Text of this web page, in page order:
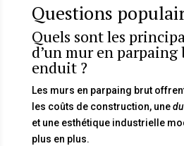
Questions
Quels sont les
d’un mur en parpaing
enduit ?
Les murs en parpaing brut
les coûts de construction, une
et une esthétique industrielle
plus en plus.